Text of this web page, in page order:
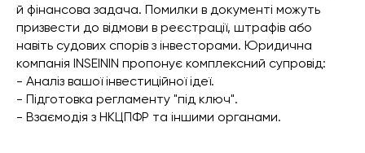
й фінансова задача. Помилки в документі можуть
призвести до відмови в реєстрації, штрафів або
навіть судових спорів з інвесторами. Юридична
компанія INSEININ пропонує комплексний супровід:
- Аналіз вашої інвестиційної ідеї.
- Підготовка регламенту "під ключ".
- Взаємодія з НКЦПФР та іншими органами.